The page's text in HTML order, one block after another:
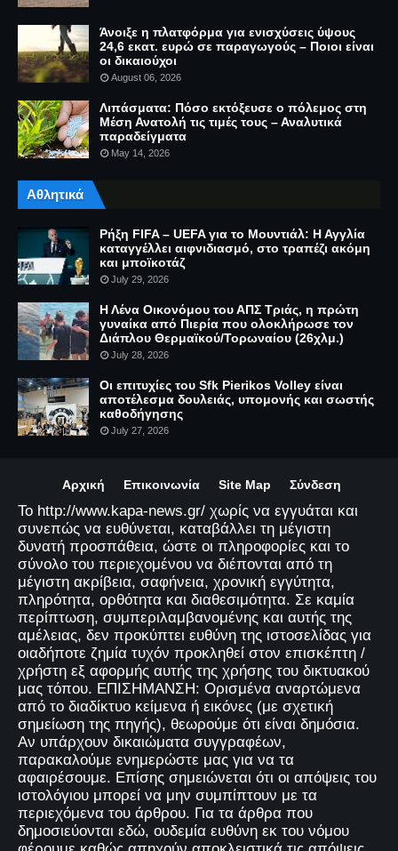
Άνοιξε η πλατφόρμα για ενισχύσεις ύψους
24,6 εκατ. ευρώ σε παραγωγούς – Ποιοι είναι
οι δικαιούχοι
August 06, 2026
Λιπάσματα: Πόσο εκτόξευσε ο πόλεμος στη
Μέση Ανατολή τις τιμές τους – Αναλυτικά
παραδείγματα
May 14, 2026
Αθλητικά
Ρήξη FIFA – UEFA για το Μουντιάλ: Η Αγγλία
καταγγέλλει αιφνιδιασμό, στο τραπέζι ακόμη
και μποϊκοτάζ
July 29, 2026
Η Λένα Οικονόμου του ΑΠΣ Τριάς, η πρώτη
γυναίκα από Πιερία που ολοκλήρωσε τον
Διάπλου Θερμαϊκού/Τορωναίου (26χλμ.)
July 28, 2026
Οι επιτυχίες του Sfk Pierikos Volley είναι
αποτέλεσμα δουλειάς, υπομονής και σωστής
καθοδήγησης
July 27, 2026
Αρχική Επικοινωνία Site Map Σύνδεση
Το http://www.kapa-news.gr/ χωρίς να εγγυάται και
συνεπώς να ευθύνεται, καταβάλλει τη μέγιστη
δυνατή προσπάθεια, ώστε οι πληροφορίες και το
σύνολο του περιεχομένου να διέπονται από τη
μέγιστη ακρίβεια, σαφήνεια, χρονική εγγύτητα,
πληρότητα, ορθότητα και διαθεσιμότητα. Σε καμία
περίπτωση, συμπεριλαμβανομένης και αυτής της
αμέλειας, δεν προκύπτει ευθύνη της ιστοσελίδας για
οιαδήποτε ζημία τυχόν προκληθεί στον επισκέπτη /
χρήστη εξ αφορμής αυτής της χρήσης του δικτυακού
μας τόπου. ΕΠΙΣΗΜΑΝΣΗ: Ορισμένα αναρτώμενα
από το διαδίκτυο κείμενα ή εικόνες (με σχετική
σημείωση της πηγής), θεωρούμε ότι είναι δημόσια.
Αν υπάρχουν δικαιώματα συγγραφέων,
παρακαλούμε ενημερώστε μας για να τα
αφαιρέσουμε. Επίσης σημειώνεται ότι οι απόψεις του
ιστολόγιου μπορεί να μην συμπίπτουν με τα
περιεχόμενα του άρθρου. Για τα άρθρα που
δημοσιεύονται εδώ, ουδεμία ευθύνη εκ του νόμου